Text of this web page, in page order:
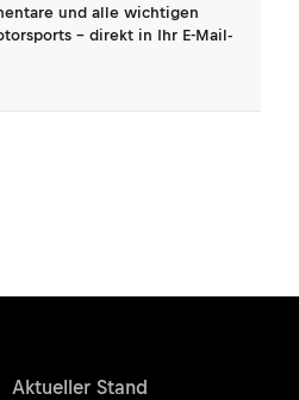
und alle wichtigen
- direkt in Ihr E-Mail-
Aktueller Stand